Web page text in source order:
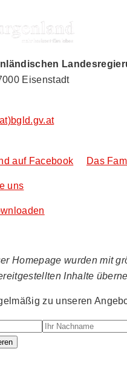
Eisenstadt
auf Facebook Das
uns
Homepage wurden mit
Inhalte
zu unseren
Ihr Nachname